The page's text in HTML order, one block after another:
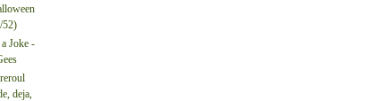
52)
Joke -
deja,